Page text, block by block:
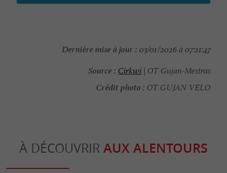
Dernière mise à jour : 03/01/2026 à 07:21:47
Source : Cirkwi | OT Gujan-Mestras
Crédit photo : OT GUJAN VELO
À DÉCOUVRIR AUX ALENTOURS